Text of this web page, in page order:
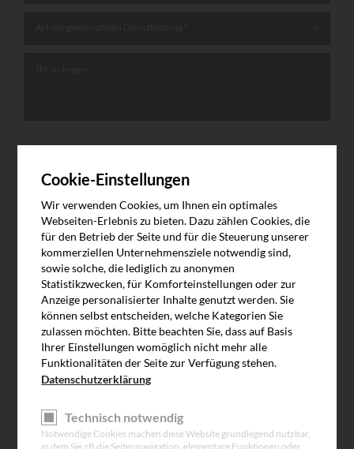
Zulässige Dateierweiterungen: png, gif, jpg, pdf
Um eine rasche Bearbeitung Ihrer Anfrage zu gewährleisten,
bitten wir Sie ein Bild Ihres Typenschildes, Ihres Tores, des
aufgetretenen Schadens oder sonstige ergänzende Infos
mitzusenden.
Anrede*
Anrede *
Cookie-Einstellungen
Wir verwenden Cookies, um Ihnen ein optimales
Webseiten-Erlebnis zu bieten. Dazu zählen Cookies, die
für den Betrieb der Seite und für die Steuerung unserer
kommerziellen Unternehmensziele notwendig sind,
sowie solche, die lediglich zu anonymen
Statistikzwecken, für Komforteinstellungen oder zur
Anzeige personalisierter Inhalte genutzt werden. Sie
können selbst entscheiden, welche Kategorien Sie
zulassen möchten. Bitte beachten Sie, dass auf Basis
Ihrer Einstellungen womöglich nicht mehr alle
Funktionalitäten der Seite zur Verfügung stehen.
Datenschutzerklärung
Technisch notwendig
Notwendige Cookies machen diese Website grundlegend nutzbar,
in dem Sie zB die Seitennavigation, elementare Funktionen oder